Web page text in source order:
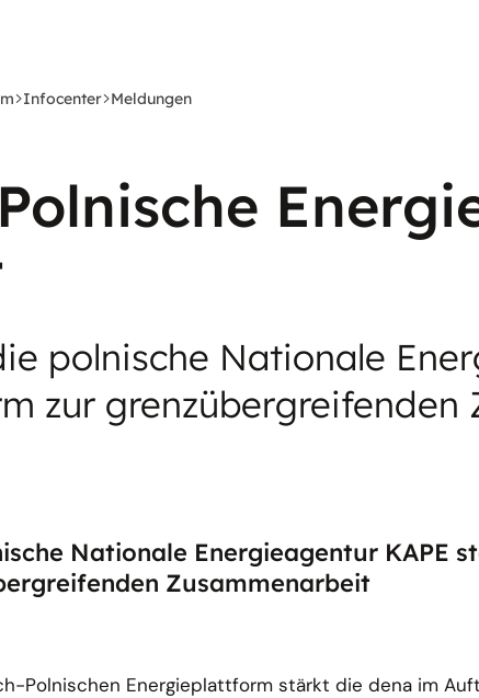
Infocenter Meldungen
polnische Nationale
zur grenzübergreifenden
Nationale Energieagentur KAPE
Zusammenarbeit
Polnischen Energieplattform stärkt die dena im